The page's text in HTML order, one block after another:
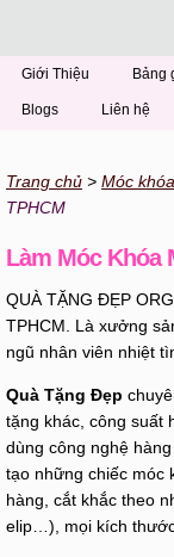
Giới Thiệu Bảng
Blogs Liên hệ
Trang chủ Móc khóa
TPHCM
Làm Móc Khóa
QUÀ TẶNG ĐẸP
TPHCM. Là xưởng
ngũ nhân viên nhiệt
Quà Tặng Đẹp
tặng khác, công suất
dùng công nghệ
tạo những chiếc móc
hàng, cắt khắc theo
elip…), mọi kích